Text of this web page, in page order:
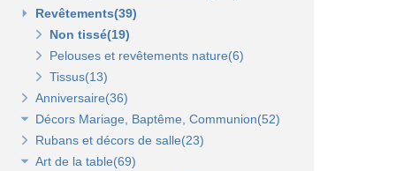
Décors Saint Valentin(56)
Revêtements(39)
Non tissé(19)
Pelouses et revêtements nature(6)
Tissus(13)
Anniversaire(36)
Décors Mariage, Baptême, Communion(52)
Accessoires de cérémonie(14)
Sacs dragées, photophores et chandeliers(10)
Rubans et décors de salle(23)
Art de la table(69)